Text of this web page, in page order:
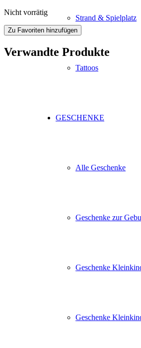
Strand & Spielplatz
Tattoos
GESCHENKE
Alle Geschenke
Geschenke zur
Geschenke
Geschenke
Nicht vorrätig
Zu Favoriten hinzufügen
Verwandte Produkte